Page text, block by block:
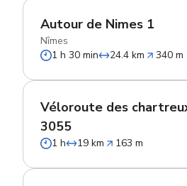
Autour de Nimes 1
Nîmes
1 h 30 min
24.4 km 340 m
Véloroute des
3055
1 h 19 km 163 m